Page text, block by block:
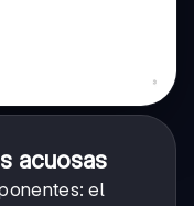
acuosas
el